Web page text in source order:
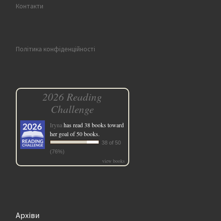
Контакти
Політика конфіденційності
2026 Reading
Challenge
Irynahas read 38 books toward
her goal of 50 books.
38 of 50
(76%)
view books
Архіви